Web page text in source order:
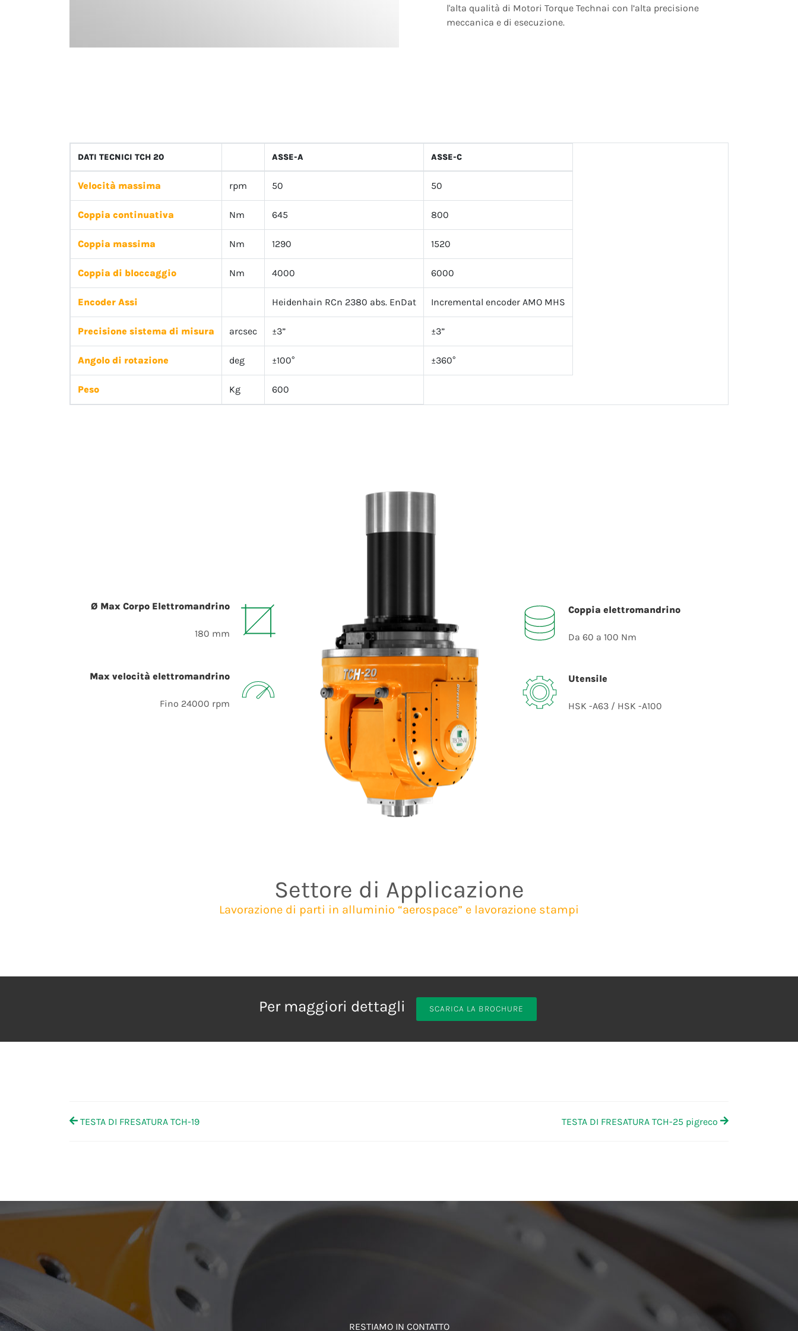
l'alta qualità di Motori Torque Technai con l’alta precisione
meccanica e di esecuzione.
DATI TECNICI TCH 20 ASSE-A ASSE-C
Velocità massima rpm 50 50
Coppia continuativa Nm 645 800
Coppia massima Nm 1290 1520
Coppia di bloccaggio Nm 4000 6000
Encoder Assi Heidenhain RCn 2380 abs. EnDat Incremental encoder AMO MHS
Precisione sistema di misura arcsec ±3” ±3”
Angolo di rotazione deg ±100° ±360°
Peso Kg 600
Ø Max Corpo Elettromandrino
180 mm
Max velocità elettromandrino
Fino 24000 rpm
Coppia elettromandrino
Da 60 a 100 Nm
Utensile
HSK -A63 / HSK -A100
Settore di Applicazione
Lavorazione di parti in alluminio “aerospace” e lavorazione stampi
Per maggiori dettagli SCARICA LA BROCHURE
TESTA DI FRESATURA TCH-19 TESTA DI FRESATURA TCH-25 pigreco
RESTIAMO IN CONTATTO